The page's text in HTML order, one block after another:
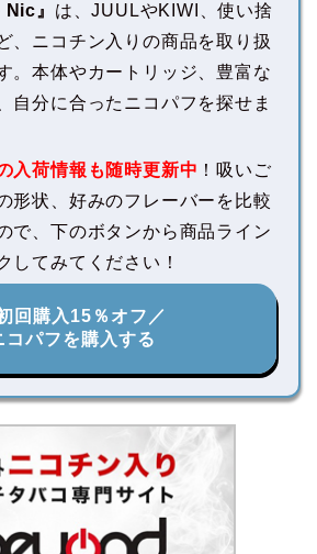
』 は、JUULやKIWI、使い捨
、ニコチン入りの商品を取り扱
。本体やカートリッジ、豊富な
自分に合ったニコパフを探せま
入荷情報も随時更新中 ！吸いご
形状、好みのフレーバーを比較
で、下のボタンから商品ライン
してみてください！
回購入15％オフ／
コパフを購入する